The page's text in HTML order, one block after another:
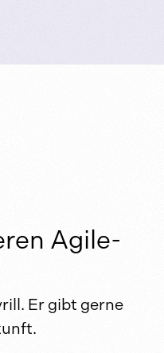
Agile-
Er gibt gerne